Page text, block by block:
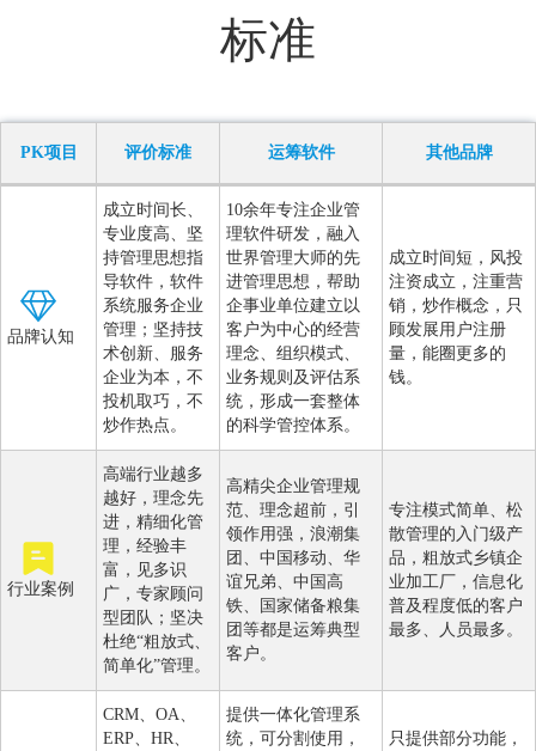
标准
PK项目 评价标准 运筹软件 其他品牌
品牌认知
成立时间长、
专业度高、坚
持管理思想指
导软件，软件
系统服务企业
管理；坚持技
术创新、服务
企业为本，不
投机取巧，不
炒作热点。
10余年专注企业管
理软件研发，融入
世界管理大师的先
进管理思想，帮助
企事业单位建立以
客户为中心的经营
理念、组织模式、
业务规则及评估系
统，形成一套整体
的科学管控体系。
成立时间短，风投
注资成立，注重营
销，炒作概念，只
顾发展用户注册
量，能圈更多的
钱。
行业案例
高端行业越多
越好，理念先
进，精细化管
理，经验丰
富，见多识
广，专家顾问
型团队；坚决
杜绝“粗放式、
简单化”管理。
高精尖企业管理规
范、理念超前，引
领作用强，浪潮集
团、中国移动、华
谊兄弟、中国高
铁、国家储备粮集
团等都是运筹典型
客户。
专注模式简单、松
散管理的入门级产
品，粗放式乡镇企
业加工厂，信息化
普及程度低的客户
最多、人员最多。
CRM、OA、
ERP、HR、
提供一体化管理系
统，可分割使用，
只提供部分功能，